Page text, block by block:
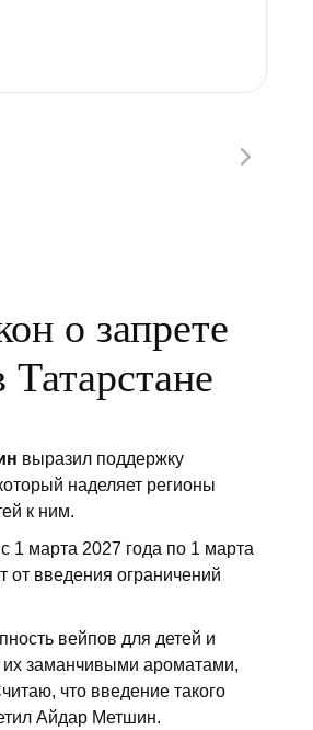
о запрете
выразил поддержку
наделяет регионы
к ним.
1 марта 2027 года по 1 марта
от введения ограничений
вейпов для детей и
их заманчивыми ароматами,
что введение такого
Айдар Метшин.